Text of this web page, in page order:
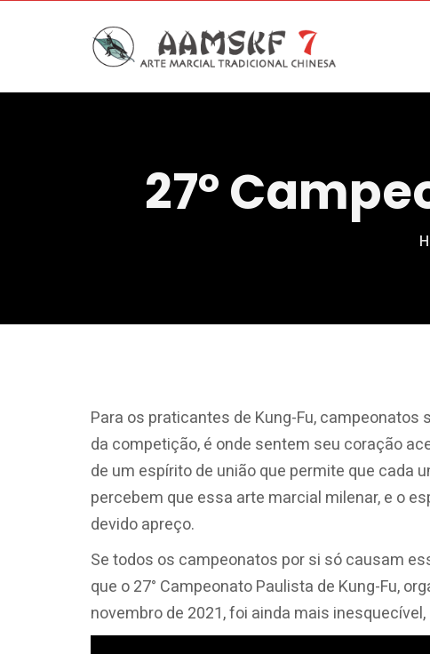
27º
Para os praticantes de Kung-Fu,
da competição, é onde sentem seu coração
de um espírito de união que permite que cada
percebem que essa arte marcial milenar, e o
devido apreço.
Se todos os campeonatos por si só causam
que o 27° Campeonato Paulista de Kung-Fu,
novembro de 2021, foi ainda mais